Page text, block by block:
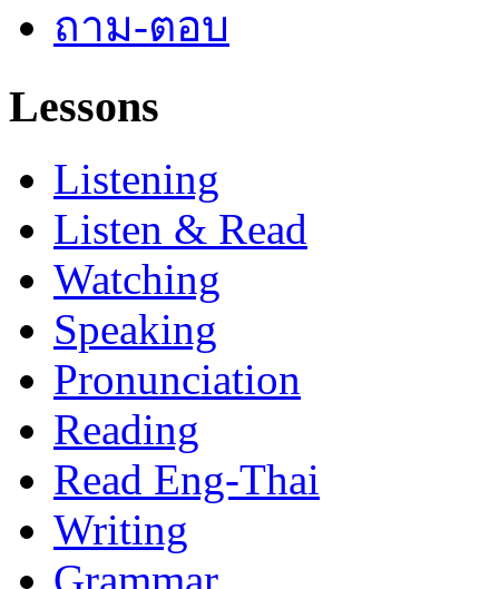
ถาม-ตอบ
Lessons
Listening
Listen & Read
Watching
Speaking
Pronunciation
Reading
Read Eng-Thai
Writing